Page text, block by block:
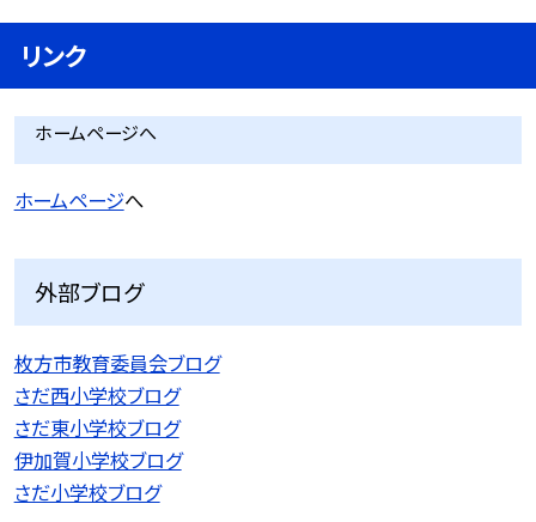
リンク
ホームページへ
ホームページへ
外部ブログ
枚方市教育委員会ブログ
さだ西小学校ブログ
さだ東小学校ブログ
伊加賀小学校ブログ
さだ小学校ブログ